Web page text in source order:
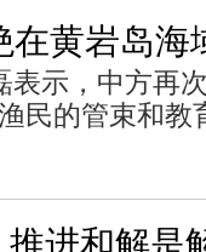
黄岩岛海
表示，中方再
民的管束和教
进和解是